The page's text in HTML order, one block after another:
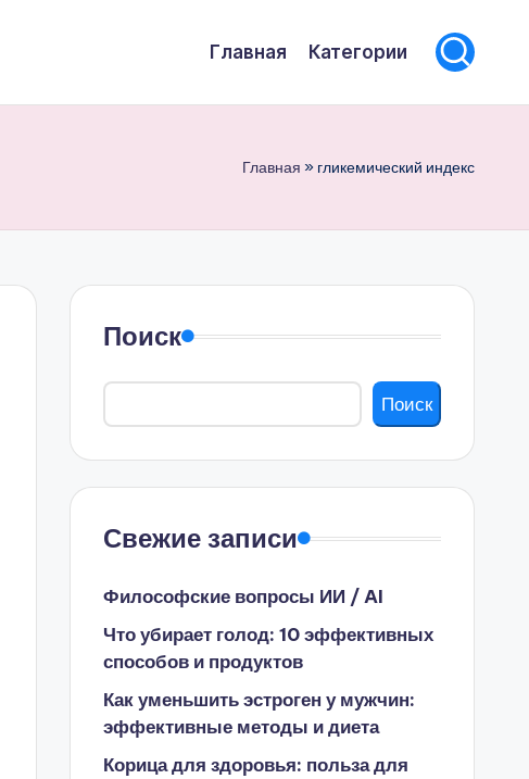
Главная Категории
Главная » гликемический индекс
Поиск
Поиск
Свежие записи
Философские вопросы ИИ / AI
Что убирает голод: 10 эффективных
способов и продуктов
Как уменьшить эстроген у мужчин:
эффективные методы и диета
Корица для здоровья: польза для